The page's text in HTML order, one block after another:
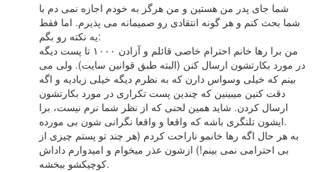
شما جای پدر من هستین و من هرگز به خودم اجازه نمی دم با
شما بحث کنم و هر گونه انتقادی رو صمیمانه می پذیرم. اما فقط
یه نکته رو بگم:
من برا رها خانم احترام خاصی قائلم و آزادن ۱۰۰۰ تا پست دیگه
در مورد بکارتشون ارسال کنن (البته طبق قوانین سایت). ولی می
بینم که خیلی وسواس دارن که به نظرم دیگه خیلی زیادیه و اگه
دقت کنین میبینین که چندین پست تکراری در مورد بکارتشون
ارسال کردن. شاید همین لحنی که از نظر شما نرم نیست، برا
ایشون تلنگری باشه که واقعا و واقعا نگرانی شون بی مورده.
به هر حال اگه رها خانمو ناراحت کردم (هر چند تو پستم چیزی از
بی احترامی نمی بینم!) ازشون عذر میخوام و امیدوارم داداش
کوچیکشو ببخشه.